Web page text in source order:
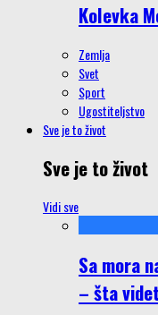
Kolevka
Zemlja
Svet
Sport
Ugostiteljstvo
Sve je to život
Sve je to život
Vidi sve
Sa mora
– šta